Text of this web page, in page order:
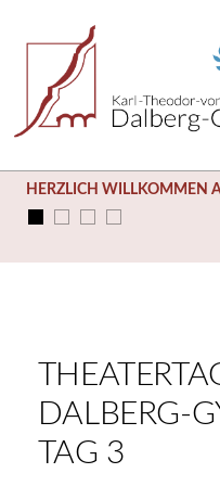
HERZLICH WILLKOMMEN
DALBERG-
TAG 3